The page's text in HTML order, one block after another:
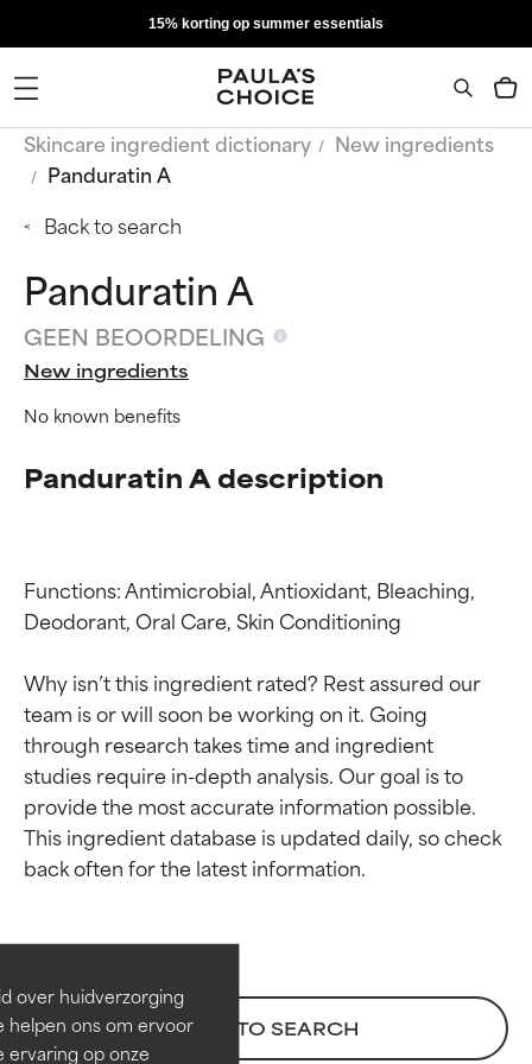
over huidverzorging
helpen ons om ervoor
ervaring op onze
15% korting op summer essentials
Skincare ingredient dictionary
New ingredients
Panduratin A
Back to search
Panduratin A
GEEN BEOORDELING
New ingredients
No known benefits
Panduratin A description
Functions: Antimicrobial, Antioxidant, Bleaching,
Deodorant, Oral Care, Skin Conditioning
Why isn’t this ingredient rated? Rest assured our
team is or will soon be working on it. Going
through research takes time and ingredient
studies require in-depth analysis. Our goal is to
provide the most accurate information possible.
This ingredient database is updated daily, so check
BACK TO SEARCH
Beoordelingen van
ingrediënten
Bewezen en ondersteund door
onafhankelijk onderzoek.
Uitstekend actief ingrediënt
Beoordelingen van
ingrediënten
Bewezen en ondersteund door
onafhankelijk onderzoek.
Uitstekend actief ingrediënt